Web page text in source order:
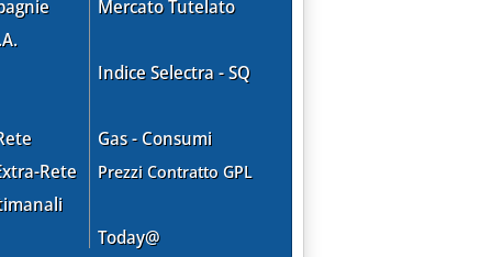
Rete
Mercato Tutelato
Indice Selectra - SQ
Gas - Consumi
Prezzi Contratto GPL
Today@